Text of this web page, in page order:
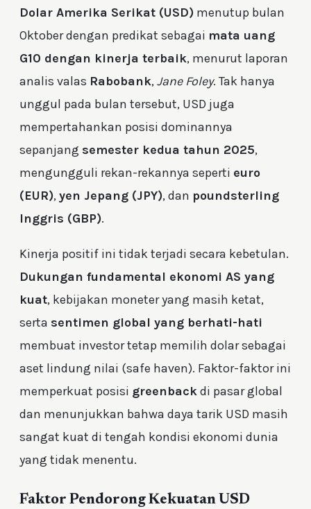
Dolar Amerika Serikat (USD) menutup bulan
Oktober dengan predikat sebagai mata uang
G10 dengan kinerja terbaik, menurut laporan
analis valas Rabobank,Jane Foley. Tak hanya
unggul pada bulan tersebut, USD juga
mempertahankan posisi dominannya
sepanjang semester kedua tahun 2025,
mengungguli rekan-rekannya seperti euro
(EUR),yen Jepang (JPY), dan poundsterling
Inggris (GBP).
Kinerja positif ini tidak terjadi secara kebetulan.
Dukungan fundamental ekonomi AS yang
kuat, kebijakan moneter yang masih ketat,
serta sentimen global yang berhati-hati
membuat investor tetap memilih dolar sebagai
aset lindung nilai (safe haven). Faktor-faktor ini
memperkuat posisi greenbackdi pasar global
dan menunjukkan bahwa daya tarik USD masih
sangat kuat di tengah kondisi ekonomi dunia
yang tidak menentu.
Faktor Pendorong Kekuatan USD